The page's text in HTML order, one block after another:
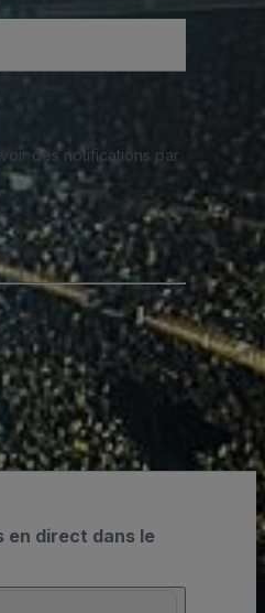
des notifications par
en direct dans le